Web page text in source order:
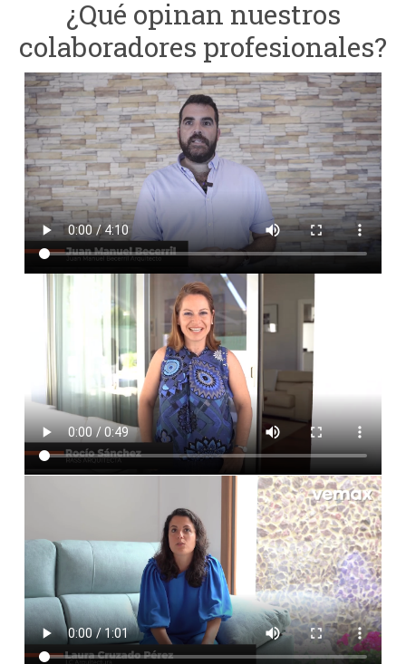
¿Qué opinan nuestros
colaboradores profesionales?